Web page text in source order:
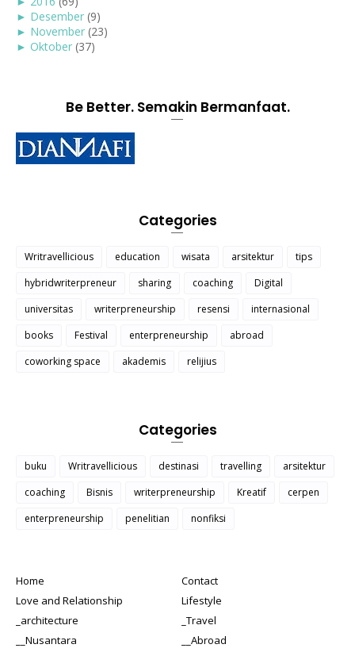
► Desember (9)
► November (23)
► Oktober (37)
Be Better. Semakin Bermanfaat.
Categories
Writravellicious education wisata arsitektur
tips
hybridwriterpreneur
sharing coaching
Digital
universitas
writerpreneurship resensi
internasional
books
Festival enterpreneurship
abroad
coworking space
akademis relijius
Categories
buku Writravellicious destinasi travelling
arsitektur
coaching
Bisnis writerpreneurship Kreatif
cerpen
enterpreneurship
penelitian nonfiksi
Home
Contact
Love and Relationship
Lifestyle
_architecture
_Travel
__Nusantara
__Abroad